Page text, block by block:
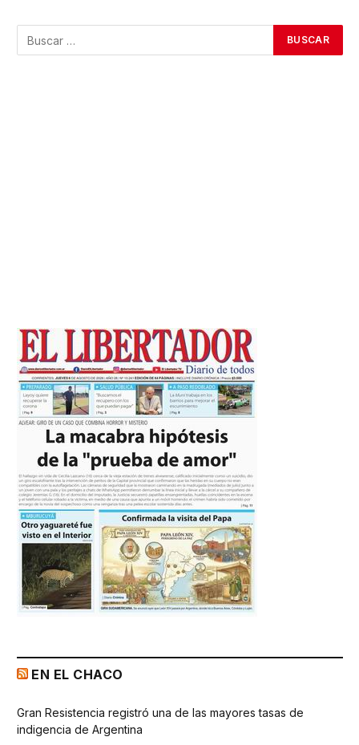
EN EL CHACO
Gran Resistencia registró una de las mayores tasas de
indigencia de Argentina